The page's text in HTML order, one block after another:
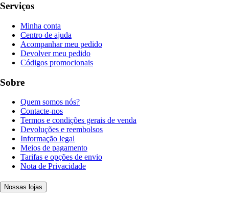
Serviços
Minha conta
Centro de ajuda
Acompanhar meu pedido
Devolver meu pedido
Códigos promocionais
Sobre
Quem somos nós?
Contacte-nos
Termos e condições gerais de venda
Devoluções e reembolsos
Informação legal
Meios de pagamento
Tarifas e opções de envio
Nota de Privacidade
Nossas lojas